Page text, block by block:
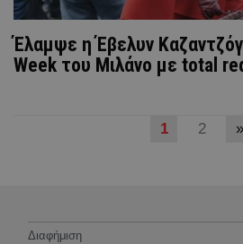
Έλαμψε η Έβελυν
Week του Μιλάνο με total
1 2 »
Διαφήμιση